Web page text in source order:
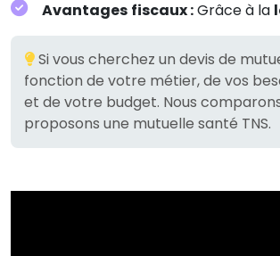
Avantages fiscaux :Grâce à la
Si vous cherchez un devis de
fonction de votre métier, de vos
et de votre budget. Nous
proposons une mutuelle santé TNS.